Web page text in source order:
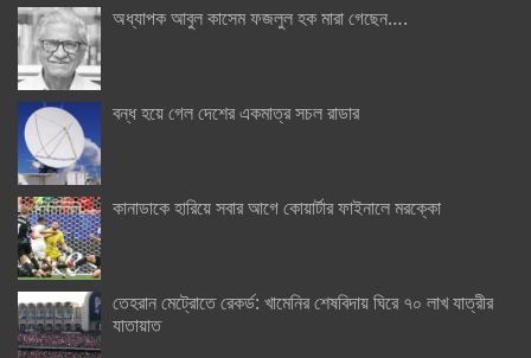
অধ্যাপক আবুল কাসেম ফজলুল হক মারা গেছেন….
বন্ধ হয়ে গেল দেশের একমাত্র সচল রাডার
কানাডাকে হারিয়ে সবার আগে কোয়ার্টার ফাইনালে মরক্কো
তেহরান মেট্রোতে রেকর্ড: খামেনির শেষবিদায় ঘিরে ৭০ লাখ যাত্রীর
যাতায়াত